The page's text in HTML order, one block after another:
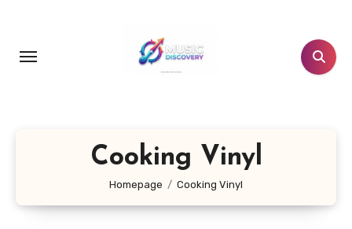
contenuto
Cooking Vinyl
Homepage Cooking Vinyl